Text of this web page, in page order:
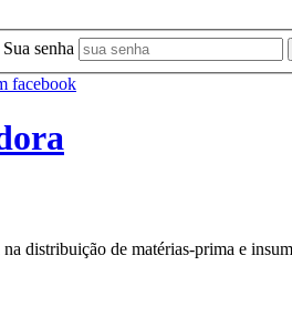
Sua senha
facebook
distribuição de matérias-prima e